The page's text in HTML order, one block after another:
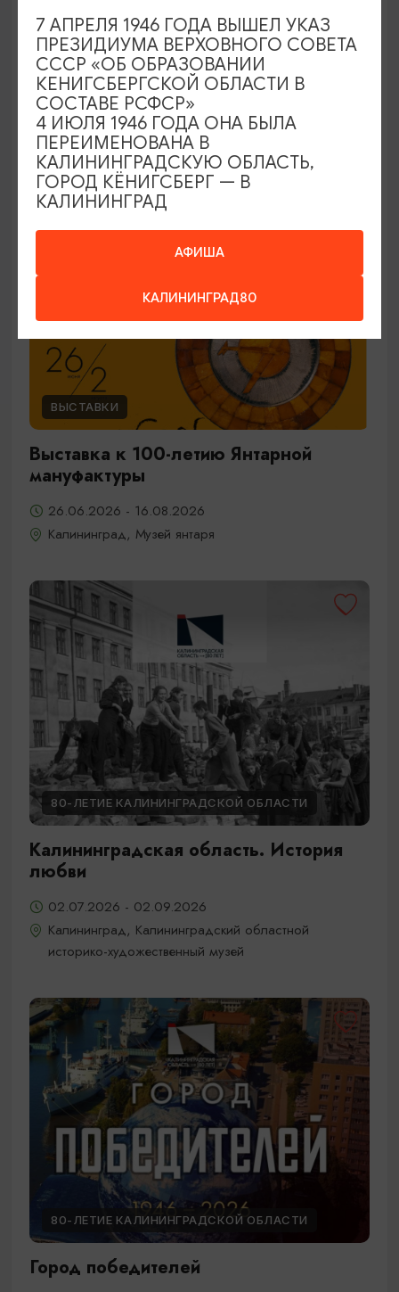
ЭКСКУРСИИ УЧРЕЖДЕНИЙ КУЛЬТУРЫ
Код города. История в символах
25.06.2026 - 30.09.2026, ПН-ПТ в 12:00
Калининград, Музей янтаря
ОТ 150₽ ПУШКИНСКАЯ КАРТА
ВЫСТАВКИ
Выставка к 100-летию Янтарной
мануфактуры
26.06.2026 - 16.08.2026
Калининград, Музей янтаря
80-ЛЕТИЕ КАЛИНИНГРАДСКОЙ ОБЛАСТИ
Калининградская область. История
любви
02.07.2026 - 02.09.2026
Калининград, Калининградский областной
историко-художественный музей
80-ЛЕТИЕ КАЛИНИНГРАДСКОЙ ОБЛАСТИ
Город победителей
АФИША
КАЛИНИНГРАД80
7 АПРЕЛЯ 1946 ГОДА ВЫШЕЛ УКАЗ
ПРЕЗИДИУМА ВЕРХОВНОГО СОВЕТА
СССР «ОБ ОБРАЗОВАНИИ
КЕНИГСБЕРГСКОЙ ОБЛАСТИ В
СОСТАВЕ РСФСР»
4 ИЮЛЯ 1946 ГОДА ОНА БЫЛА
ПЕРЕИМЕНОВАНА В
КАЛИНИНГРАДСКУЮ ОБЛАСТЬ,
ГОРОД КЁНИГСБЕРГ — В
КАЛИНИНГРАД